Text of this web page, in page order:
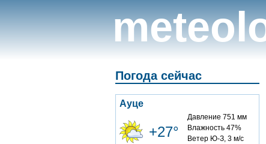
Погода сейчас
Ауце
+27°
Давление 751 мм
Влажность 47%
Ветер Ю-З, 3 м/с